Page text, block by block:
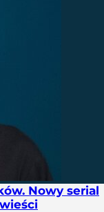
Nowy serial